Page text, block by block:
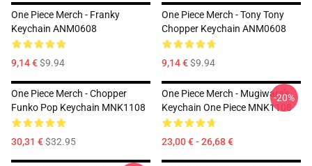
One Piece Merch - Franky
Keychain ANM0608
9,14 €$9.94
One Piece Merch - Tony Tony
Chopper Keychain ANM0608
9,14 €$9.94
One Piece Merch - Chopper
Funko Pop Keychain MNK1108
30,31 €$32.95
One Piece Merch - Mugiwara's
Keychain One Piece MNK1108
23,00 € - 26,68 €
-20%